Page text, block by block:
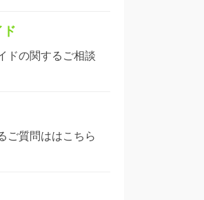
ド
ドの関するご相談
ご質問ははこちら